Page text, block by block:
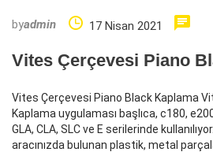
byadmin 17 Nisan 2021
Vites Çerçevesi Piano
Vites Çerçevesi Piano Black Kaplama
Kaplama uygulaması başlıca, c180,
GLA, CLA, SLC ve E serilerinde
aracınızda bulunan plastik, metal